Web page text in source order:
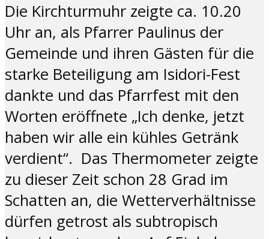
Die Kirchturmuhr zeigte ca. 10.20
Uhr an, als Pfarrer Paulinus der
Gemeinde und ihren Gästen für die
starke Beteiligung am Isidori-Fest
dankte und das Pfarrfest mit den
Worten eröffnete „Ich denke, jetzt
haben wir alle ein kühles Getränk
verdient“. Das Thermometer zeigte
zu dieser Zeit schon 28 Grad im
Schatten an, die Wetterverhältnisse
dürfen getrost als subtropisch